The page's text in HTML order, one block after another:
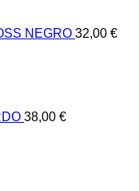
NEGRO 32,00 €
38,00 €